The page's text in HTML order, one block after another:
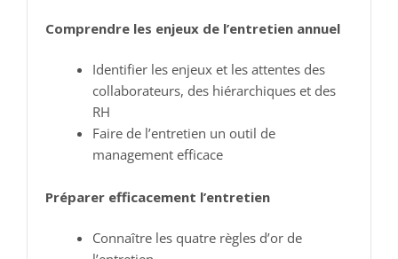
Comprendre les enjeux de l’entretien annuel
Identifier les enjeux et les attentes des
collaborateurs, des hiérarchiques et des
RH
Faire de l’entretien un outil de
management efficace
Préparer efficacement l’entretien
Connaître les quatre règles d’or de